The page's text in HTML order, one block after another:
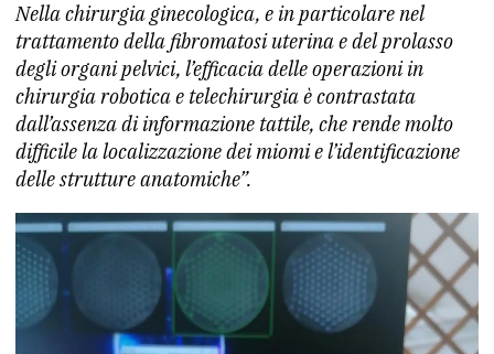
Nella chirurgia ginecologica, e in particolare nel
trattamento della fibromatosi uterina e del prolasso
degli organi pelvici, l’efficacia delle operazioni in
chirurgia robotica e telechirurgia è contrastata
dall’assenza di informazione tattile, che rende molto
difficile la localizzazione dei miomi e l’identificazione
delle strutture anatomiche”.